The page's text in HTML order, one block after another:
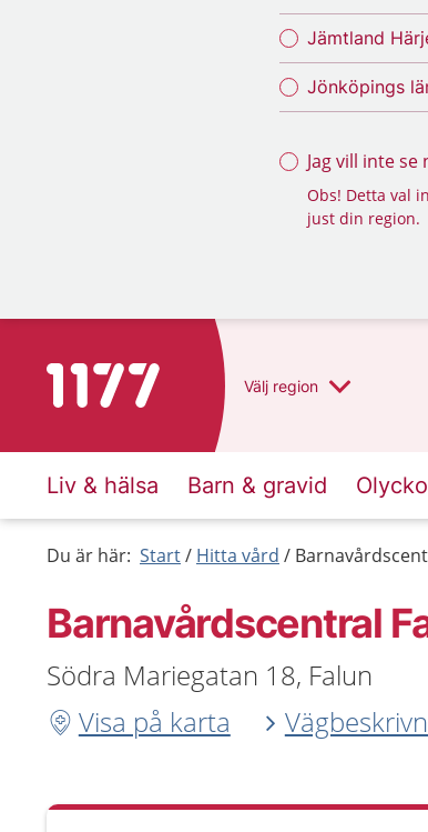
Jämtland
Jönköpings
Jag vill inte
Obs! Detta val
just din region.
Till startsidan för 1177 Välj region
Liv & hälsa Barn & gravid
Du är här: Start Hitta vård
Barnavårdscentral
Södra Mariegatan 18, Falun
Visa på karta